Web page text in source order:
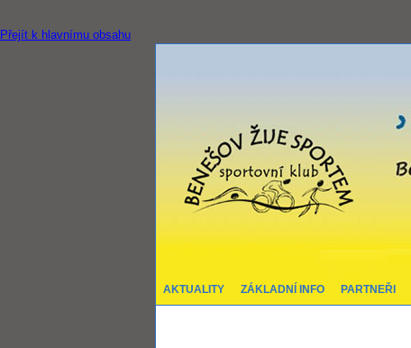
Přejít k hlavnímu obsahu
AKTUALITY ZÁKLADNÍ INFO PARTNEŘI